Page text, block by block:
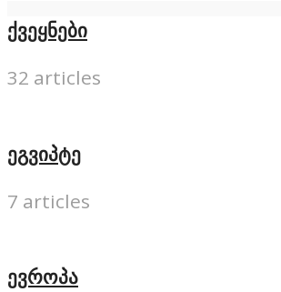
ქვეყნები
32 articles
ეგვიპტე
7 articles
ევროპა